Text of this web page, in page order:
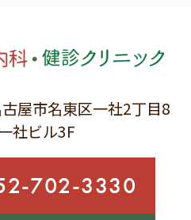
屋市名東区一社2丁目8
社ビル3F
702-3330